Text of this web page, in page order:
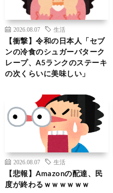
2026.08.07 生活
【衝撃】令和の日本人「セブ
ンの冷食のシュガーバターク
レープ、A5ランクのステーキ
の次くらいに美味しい」
2026.08.07 生活
【悲報】Amazonの配達、民
度が終わるｗｗｗｗｗｗ